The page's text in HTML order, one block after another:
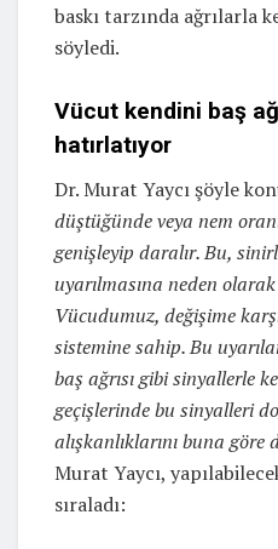
baskı tarzında ağrılarla
söyledi.
Vücut kendini baş
hatırlatıyor
Dr. Murat Yaycı şöyle
düştüğünde veya nem
genişleyip daralır. Bu,
uyarılmasına neden
Vücudumuz, değişime
sistemine sahip. Bu
baş ağrısı gibi sinyallerle
geçişlerinde bu sinyalleri
alışkanlıklarını buna göre
Murat Yaycı,
sıraladı: